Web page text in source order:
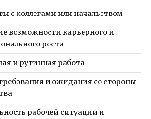
с коллегами или начальством
возможности карьерного и
роста
и рутинная работа
и ожидания со стороны
рабочей ситуации и